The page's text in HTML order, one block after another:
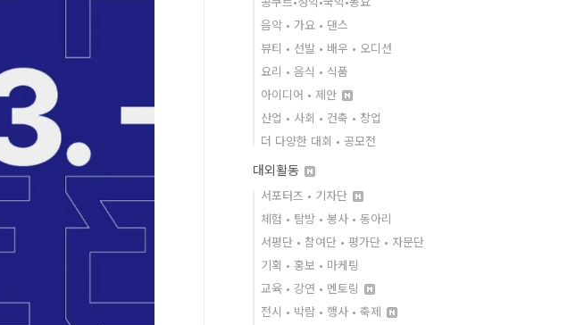
음악 • 가요 • 댄스
뷰티 • 선발 • 배우 • 오디션
요리 • 음식 • 식품
아이디어 • 제안
산업 • 사회 • 건축 • 창업
더 다양한 대회 • 공모전
대외활동
서포터즈 • 기자단
체험 • 탐방 • 봉사 • 동아리
서평단 • 참여단 • 평가단 • 자문단
기획 • 홍보 • 마케팅
교육 • 강연 • 멘토링
전시 • 박람 • 행사 • 축제